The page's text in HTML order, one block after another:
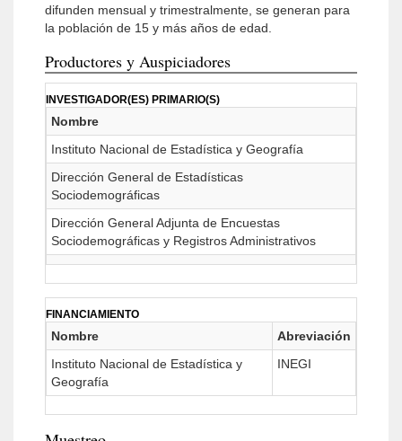
difunden mensual y trimestralmente, se generan para
la población de 15 y más años de edad.
Productores y Auspiciadores
INVESTIGADOR(ES) PRIMARIO(S)
Nombre
Instituto Nacional de Estadística y Geografía
Dirección General de Estadísticas
Sociodemográficas
Dirección General Adjunta de Encuestas
Sociodemográficas y Registros Administrativos
FINANCIAMIENTO
Nombre
Abreviación
Instituto Nacional de Estadística y
Geografía
INEGI